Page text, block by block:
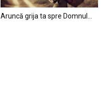
Aruncă grija ta spre Domnul…